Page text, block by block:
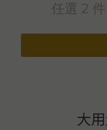
任選 2
大